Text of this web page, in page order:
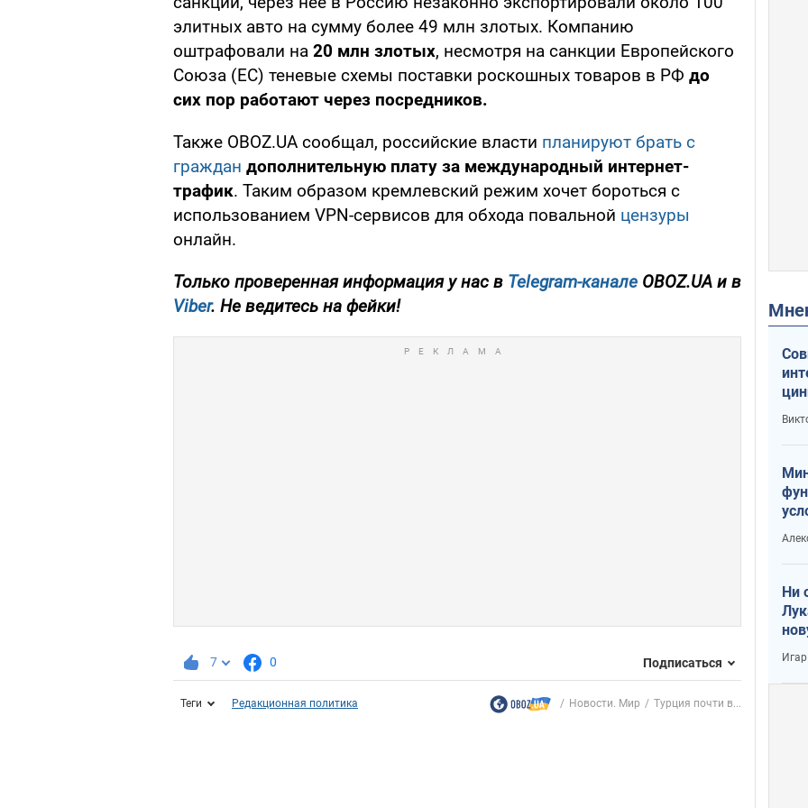
элитных авто на сумму более 49 млн злотых. Компанию
оштрафовали на 20 млн злотых, несмотря на санкции Европейского
Союза (ЕС) теневые схемы поставки роскошных товаров в РФ до
сих пор работают через посредников.
Также OBOZ.UA сообщал, российские власти планируют брать с
граждан дополнительную плату за международный интернет-
трафик. Таким образом кремлевский режим хочет бороться с
использованием VPN-сервисов для обхода повальной цензуры
онлайн.
Только проверенная информация у нас в Telegram-канале OBOZ.UA и в
Viber. Не ведитесь на фейки!
7 0 Подписаться
Теги Редакционная политика Новости. Мир Турция почти в...
Ни